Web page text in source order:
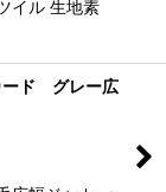
イル 生地素
ド グレー広